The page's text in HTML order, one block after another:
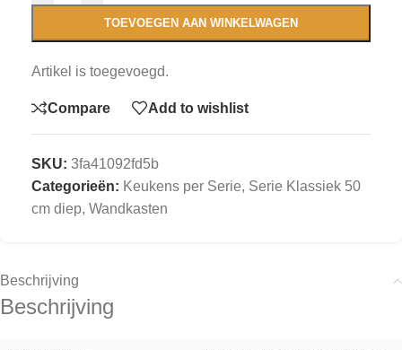
TOEVOEGEN AAN WINKELWAGEN
Artikel is toegevoegd.
Compare Add to wishlist
SKU: 3fa41092fd5b
Categorieën: Keukens per Serie, Serie Klassiek 50
cm diep, Wandkasten
Beschrijving
Beschrijving